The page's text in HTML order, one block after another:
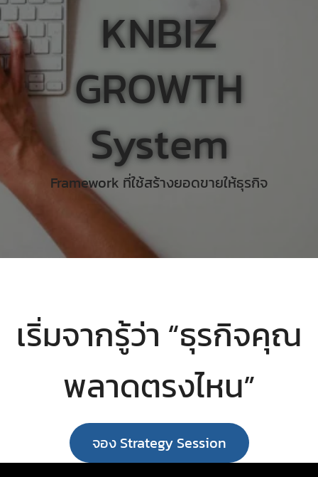
KNBIZ
GROWTH
System
Framework ที่ใช้สร้างยอดขายให้ธุรกิจ
เริ่มจากรู้ว่า “ธุรกิจคุณ
พลาดตรงไหน”
จอง Strategy Session